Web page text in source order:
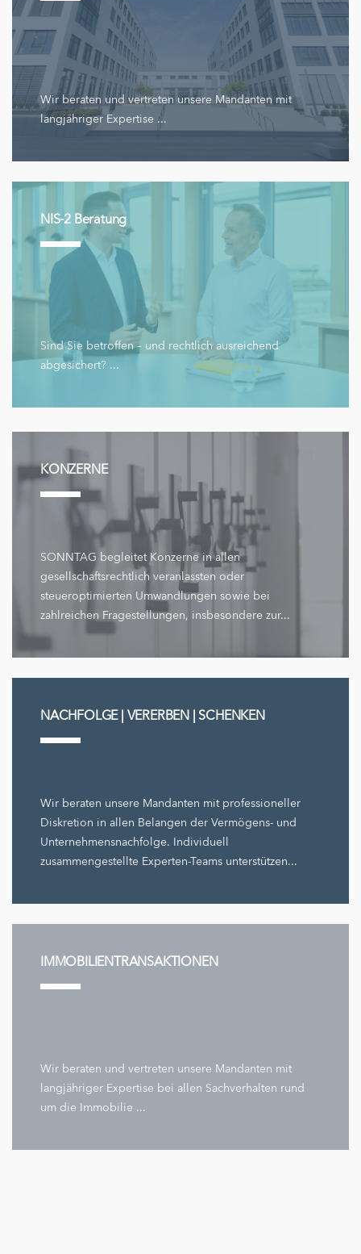
Wir beraten und vertreten unsere Mandanten mit
langjähriger Expertise ...
NIS-2 Beratung
Sind Sie betroffen – und rechtlich ausreichend
abgesichert? ...
KONZERNE
SONNTAG begleitet Konzerne in allen
gesellschaftsrechtlich veranlassten oder
steueroptimierten Umwandlungen sowie bei
zahlreichen Fragestellungen, insbesondere zur...
NACHFOLGE | VERERBEN | SCHENKEN
Wir beraten unsere Mandanten mit professioneller
Diskretion in allen Belangen der Vermögens- und
Unternehmensnachfolge. Individuell
zusammengestellte Experten-Teams unterstützen...
IMMOBILIENTRANSAKTIONEN
Wir beraten und vertreten unsere Mandanten mit
langjähriger Expertise bei allen Sachverhalten rund
um die Immobilie ...